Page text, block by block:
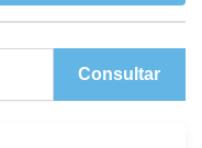
Consultar